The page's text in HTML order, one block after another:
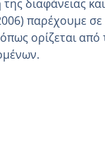
διαφάνειας και
παρέχουμε σε
ορίζεται από